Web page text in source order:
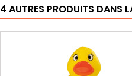
4 AUTRES PRODUITS DANS